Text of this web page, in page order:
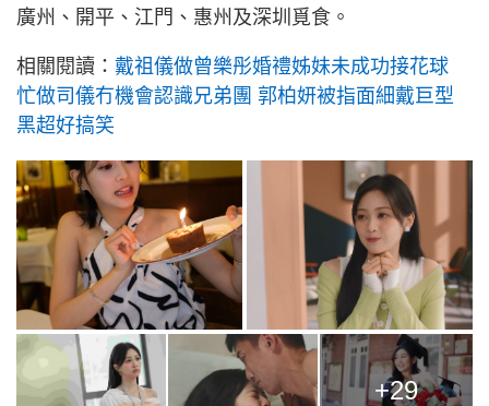
廣州、開平、江門、惠州及深圳覓食。
相關閱讀： 戴祖儀做曾樂彤婚禮姊妹未成功接花球
忙做司儀冇機會認識兄弟團 郭柏妍被指面細戴巨型
黑超好搞笑
+29